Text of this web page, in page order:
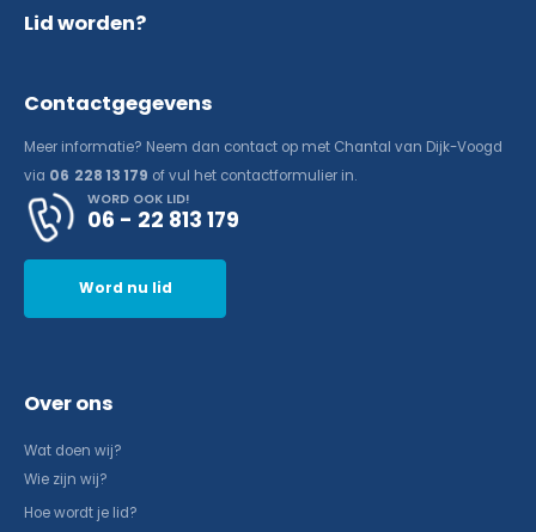
Lid worden?
Contactgegevens
Meer informatie? Neem dan contact op met Chantal van Dijk-Voogd
via 06 228 13 179 of vul het contactformulier in.
WORD OOK LID!
06 - 22 813 179
Word nu lid
Over ons
Wat doen wij?
Wie zijn wij?
Hoe wordt je lid?